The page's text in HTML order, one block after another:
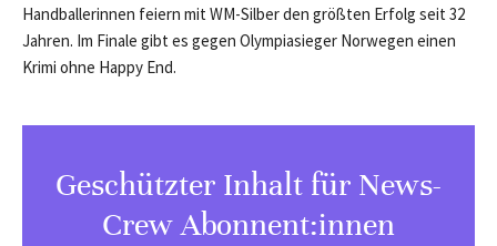
Handballerinnen feiern mit WM-Silber den größten Erfolg seit 32
Jahren. Im Finale gibt es gegen Olympiasieger Norwegen einen
Krimi ohne Happy End.
Geschützter Inhalt für News-
Crew Abonnent:innen